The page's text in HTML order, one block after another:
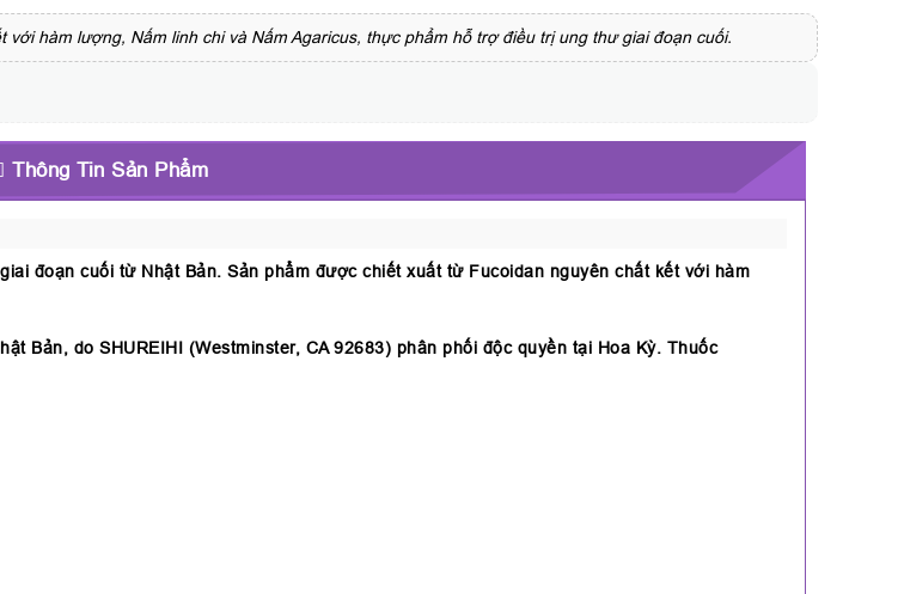
hàm lượng, Nấm linh chi và Nấm Agaricus, thực phẩm hỗ trợ điều trị ung thư giai đoạn cuối.
Thông Tin Sản Phẩm
đoạn cuối từ Nhật Bản. Sản phẩm được chiết xuất từ Fucoidan nguyên chất kết với hàm
Bản, do SHUREIHI (Westminster, CA 92683) phân phối độc quyền tại Hoa Kỳ. Thuốc